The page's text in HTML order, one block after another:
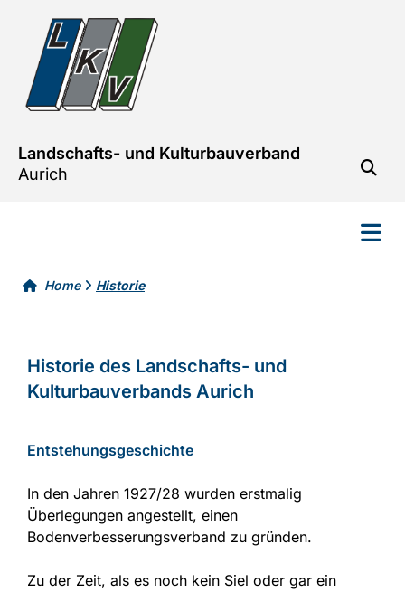
Landschafts- und Kulturbauverband
Aurich
 Home  Historie
Historie des Landschafts- und
Kulturbauverbands Aurich
Entstehungsgeschichte
In den Jahren 1927/28 wurden erstmalig
Überlegungen angestellt, einen
Bodenverbesserungsverband zu gründen.
Zu der Zeit, als es noch kein Siel oder gar ein